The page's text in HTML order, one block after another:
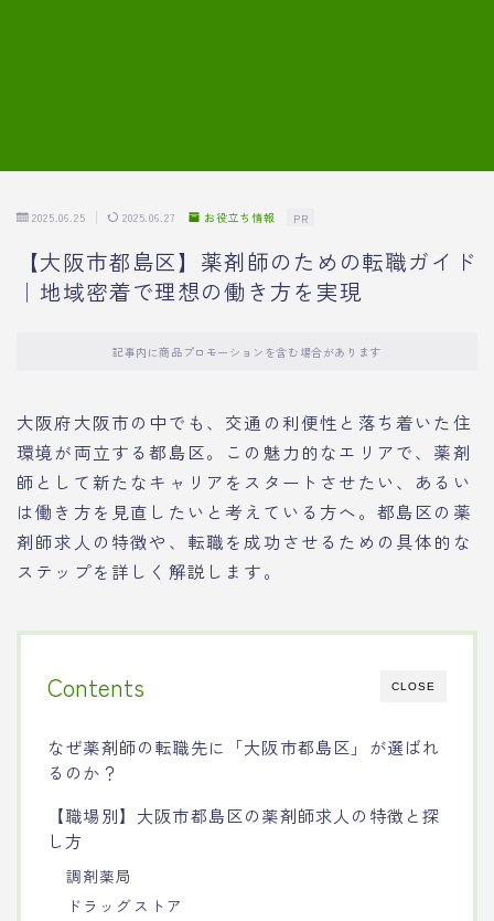
2025.06.25 2025.06.27 お役立ち情報 PR
【大阪市都島区】薬剤師のための転職ガイド
｜地域密着で理想の働き方を実現
記事内に商品プロモーションを含む場合があります
大阪府大阪市の中でも、交通の利便性と落ち着いた住
環境が両立する都島区。この魅力的なエリアで、薬剤
師として新たなキャリアをスタートさせたい、あるい
は働き方を見直したいと考えている方へ。都島区の薬
剤師求人の特徴や、転職を成功させるための具体的な
ステップを詳しく解説します。
CLOSE
Contents
なぜ薬剤師の転職先に「大阪市都島区」が選ばれ
るのか？
【職場別】大阪市都島区の薬剤師求人の特徴と探
し方
調剤薬局
ドラッグストア